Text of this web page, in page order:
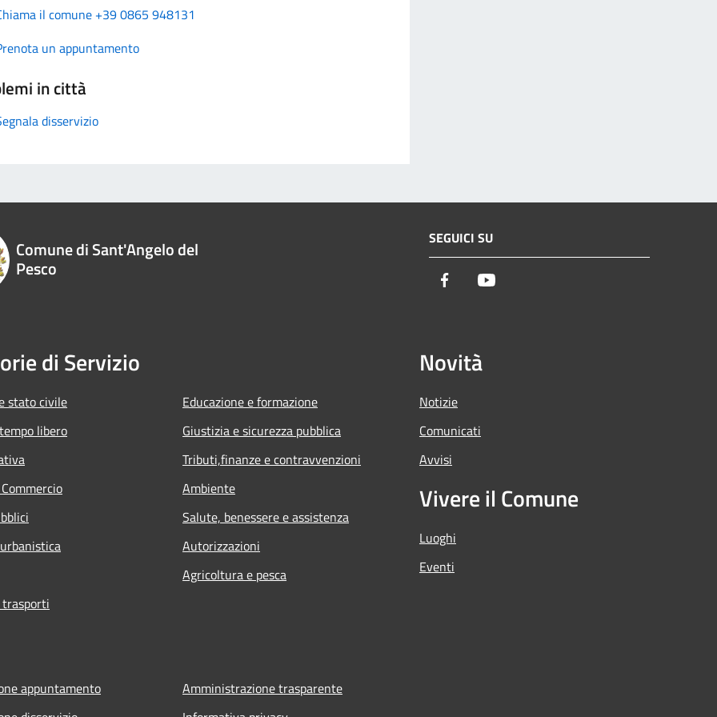
il comune +39 0865 948131
un appuntamento
in città
disservizio
Comune di Sant'Angelo del
Pesco
SEGUICI SU
Facebook
di Servizio
stato civile
libero
Educazione e formazione
Giustizia e sicurezza pubblica
Tributi,finanze e contravvenzioni
Ambiente
Salute, benessere e assistenza
Autorizzazioni
Agricoltura e pesca
Novità
Notizie
Comunicati
Avvisi
Vivere il Comune
Luoghi
Eventi
appuntamento
Amministrazione trasparente